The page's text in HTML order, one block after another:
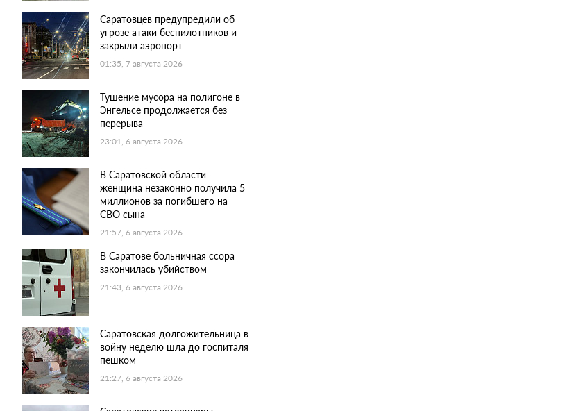
Саратовцев предупредили об
угрозе атаки беспилотников и
закрыли аэропорт
01:35, 7 августа 2026
Тушение мусора на полигоне в
Энгельсе продолжается без
перерыва
23:01, 6 августа 2026
В Саратовской области
женщина незаконно получила 5
миллионов за погибшего на
СВО сына
21:57, 6 августа 2026
В Саратове больничная ссора
закончилась убийством
21:43, 6 августа 2026
Саратовская долгожительница в
войну неделю шла до госпиталя
пешком
21:27, 6 августа 2026